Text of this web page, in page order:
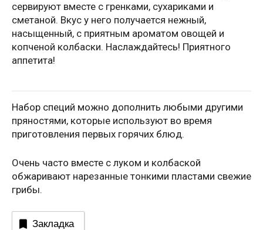
сервируют вместе с гренками, сухариками и
сметаной. Вкус у него получается нежный,
насыщенный, с приятным ароматом овощей и
копченой колбаски. Наслаждайтесь! Приятного
аппетита!
Набор специй можно дополнить любыми другими
пряностями, которые используют во время
приготовления первых горячих блюд.
Очень часто вместе с луком и колбаской
обжаривают нарезанные тонкими пластами свежие
грибы.
Закладка